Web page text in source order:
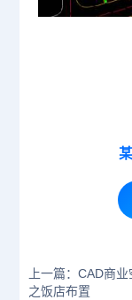
上一篇：CAD商
之饭店布置